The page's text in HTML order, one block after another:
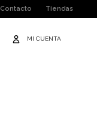
Contacto Tiendas